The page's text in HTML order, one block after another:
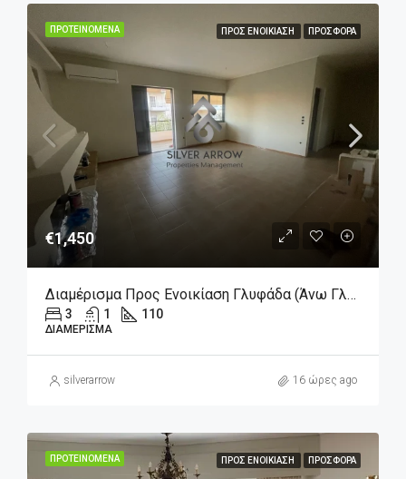
ΠΡΟΤΕΙΝΌΜΕΝΑ ΠΡΟΣ ΕΝΟΙΚΊΑΣΗ ΠΡΟΣΦΟΡΆ
€1,450
Διαμέρισμα Προς Ενοικίαση Γλυφάδα (Άνω Γλυφάδα), 1.450€, 110 Τ.μ.
3 1 110
ΔΙΑΜΈΡΙΣΜΑ
silverarrow 16 ώρες ago
ΠΡΟΤΕΙΝΌΜΕΝΑ ΠΡΟΣ ΕΝΟΙΚΊΑΣΗ ΠΡΟΣΦΟΡΆ